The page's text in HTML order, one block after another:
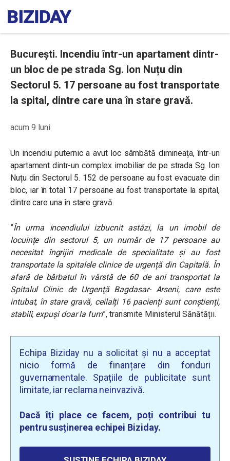
București. Incendiu într-un apartament dintr-
un bloc de pe strada Sg. Ion Nuțu din
Sectorul 5. 17 persoane au fost transportate
la spital, dintre care una în stare gravă.
acum 9 luni
Un incendiu puternic a avut loc sâmbătă dimineața, într-un
apartament dintr-un complex imobiliar de pe strada Sg. Ion
Nuțu din Sectorul 5. 152 de persoane au fost evacuate din
bloc, iar în total 17 persoane au fost transportate la spital,
dintre care una în stare gravă.
”În urma incendiului izbucnit astăzi, la un imobil de
locuințe din sectorul 5, un număr de 17 persoane au
necesitat îngrijiri medicale de specialitate și au fost
transportate la spitalele clinice de urgență din Capitală. În
afară de bărbatul în vârstă de 60 de ani transportat la
Spitalul Clinic de Urgenţă Bagdasar- Arseni, care este
intubat, în stare gravă, ceilalți 16 pacienți sunt conștienți,
stabili, expuși doar la fum”, transmite Ministerul Sănătății.
Echipa Biziday nu a solicitat și nu a acceptat
nicio formă de finanțare din fonduri
guvernamentale. Spațiile de publicitate sunt
limitate, iar reclama neinvazivă.
Dacă îți place ce facem, poți contribui tu
pentru susținerea echipei Biziday.